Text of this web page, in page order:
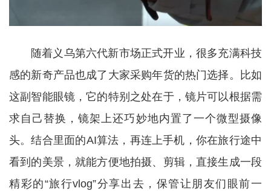
随着义乌第六代新市场正式开业，很多充满科技
感的新奇产品也成了大家采购年货的热门选择。比如
这副智能眼镜，它的特别之处在于，镜片可以根据需
求自己替换，镜架上还巧妙地内置了一个微型摄像
头。结合里面的AI算法，再连上手机，你在旅行途中
看到的美景，就能方便地拍摄、剪辑，直接生成一段
精彩的“旅行vlog”分享出去，保管让朋友们眼前一